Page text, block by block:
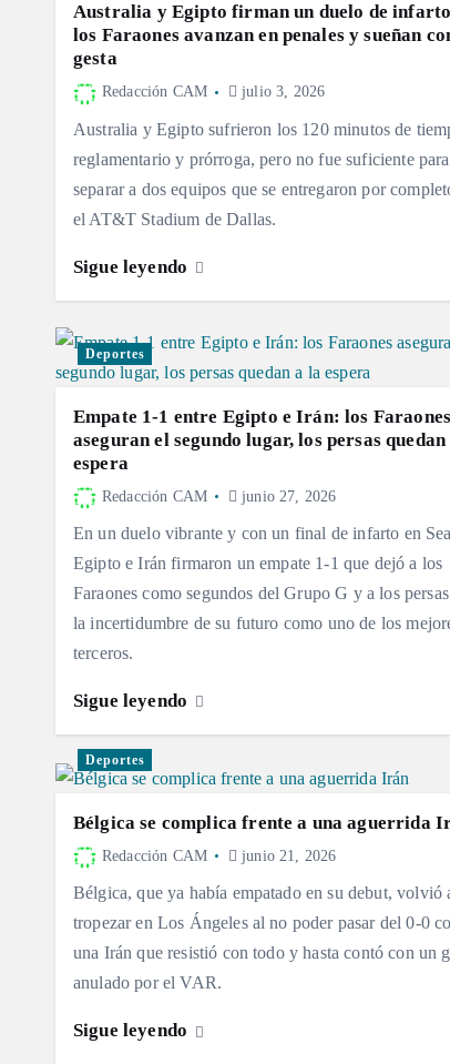
Australia y Egipto firman un duelo de
los Faraones avanzan en penales y sueñan
gesta
Redacción CAM julio 3, 2026
Australia y Egipto sufrieron los 120 minutos de
reglamentario y prórroga, pero no fue suficiente para
separar a dos equipos que se entregaron por
el AT&T Stadium de Dallas.
Sigue leyendo
Deportes
Empate 1-1 entre Egipto e Irán: los Faraones
aseguran el segundo lugar, los persas quedan
espera
Redacción CAM junio 27, 2026
En un duelo vibrante y con un final de infarto en
Egipto e Irán firmaron un empate 1-1 que dejó a los
Faraones como segundos del Grupo G y a los
la incertidumbre de su futuro como uno de los
terceros.
Sigue leyendo
Deportes
Bélgica se complica frente a una aguerrida
Redacción CAM junio 21, 2026
Bélgica, que ya había empatado en su debut, volvió
tropezar en Los Ángeles al no poder pasar del 0-0
una Irán que resistió con todo y hasta contó con un
anulado por el VAR.
Sigue leyendo